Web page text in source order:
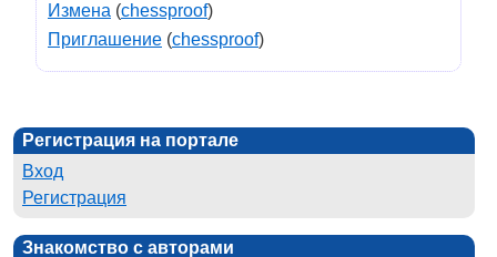
Измена (chessproof)
Приглашение (chessproof)
Регистрация на портале
Вход
Регистрация
Знакомство с авторами